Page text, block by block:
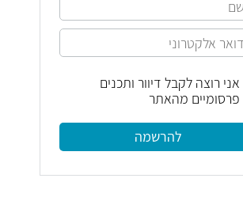
אני רוצה לקבל דיוור ותכנים
פרסומיים מהאתר
להרשמה